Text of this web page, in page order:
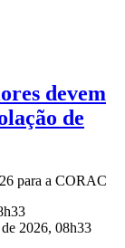
devem
de
para a CORAC
2026, 08h33